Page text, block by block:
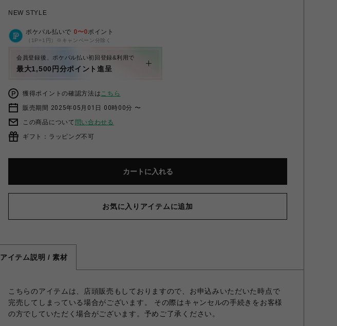
NEW STYLE
ポケパル払いで 0〜0ポイント
（1P=1円）※キャンペーン分除く
会員登録後、ポケパル払い初回登録&利用で
最大1,500円分ポイント進呈
獲得ポイントの確認方法はこちら
販売期間 2025年05月01日 00時00分 〜
この商品について 問い合わせる
ギフト：ラッピング不可
カートに入れる
お気に入りアイテムに追加
アイテム説明 / 素材
こちらのアイテムは、店頭販売もしておりますので、お申込みいただいた時点で
完売してしまっている場合がございます。 その際はキャンセルの手続きをお客様
の方でしていただく場合がございます。予めご了承ください。